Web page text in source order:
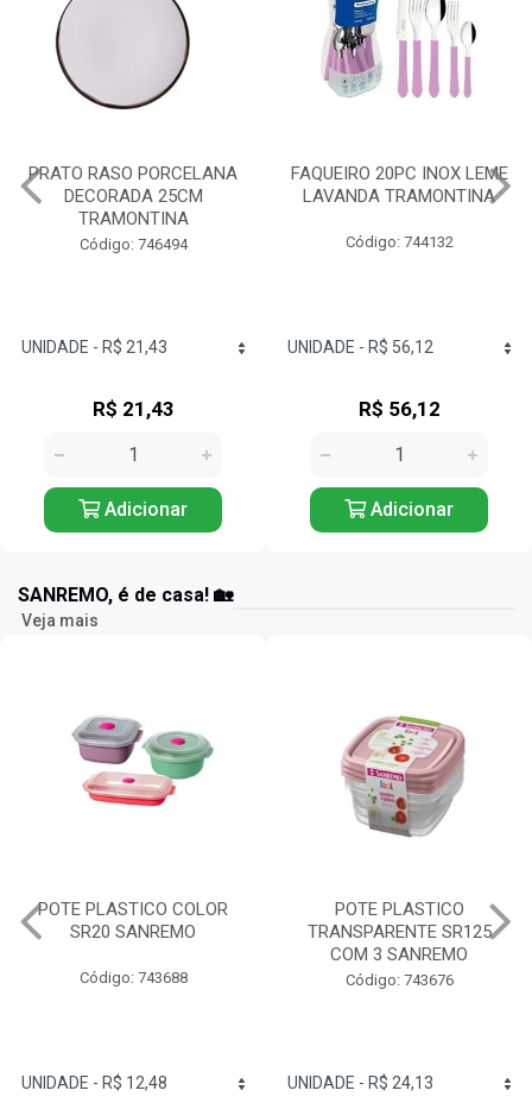
FAQUEIRO 20PC INOX LEME
LAVANDA TRAMONTINA
Código: 744132
R$ 56,12
Adicionar
TIGELA REDONDA
PORCELANA 10CM
Código: 744076
R$ 26,72
Adicionar
SANREMO, é de casa! 🏡
Veja mais
POTE PLASTICO
TRANSPARENTE SR125
Código: 743676
GARRAFA RED PLASTICO
1,6L SANREMO
Código: 743803